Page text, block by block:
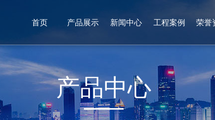
首页 产品展示 新闻中心 工程案例 荣誉
产品中心